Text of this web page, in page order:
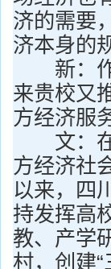
济的需要
济本身的
新：作
来贵校又
方经济服
文：在
方经济社
以来，四
持发挥高
教、产学
村，创建